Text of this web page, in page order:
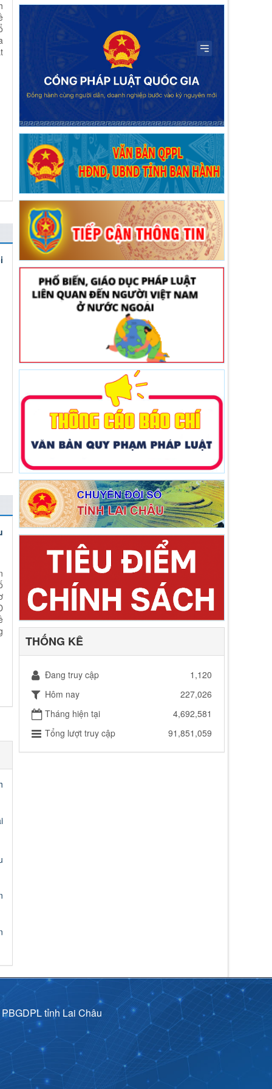
lượt xem: 613 | lượt tải:179
2624/QĐ-UBND
Quyết định thành lập Hội đồng phối hợp phổ
biến, giáo dục pháp luật tỉnh Lai Châu
Thời gian đăng: 15/10/2025
lượt xem: 503 | lượt tải:285
Quyết định số 44/2026/QĐ-UBND
ngày 17/6/2026 Quy định trình tự, thủ tục
hành chính về đất đai trên địa bàn tỉnh Lai
Châu
Thời gian đăng: 24/06/2026
lượt xem: 153 | lượt tải:100
Quyết định số 20/2026/NQ-HĐND ngày 1
Quyết định số 20/2026/NQ-HĐND ngày
17/6/2026 Quy định nguyên tắc, tiêu chí,
định mức phân bổ vốn ngân sách thực hiện
Chương trình mục tiêu quốc gia phòng,
chống ma túy đến năm 2030 trên địa bàn
tỉnh Lai Châu
Thời gian đăng: 29/06/2026
lượt xem: 101 | lượt tải:61
Nghị quyết số 14/2026/NQ-HĐND
Nghị quyết số 14/2026/NQ-HĐND ngày
03/6/2026 Quy định về mức thu và quản lý,
sử dụng kinh phí đóng góp của tổ chức, cá
nhân khai thác khoáng sản trên địa bàn tỉnh
Thời gian đăng: 19/06/2026
lượt xem: 156 | lượt tải:54
Nghị quyết số 18/2026/NQ-HĐND
Nghị quyết số 18/2026/NQ-HĐND ngày
03/6/2026 Bãi bỏ Nghị quyết số 07/2017/NQ-
HĐND ngày 14/7/2017 của Hội đồng nhân
dân tỉnh quy định mức trích từ các khoản thu
hồi phát hiện qua công tác thanh tra đã thực
nộp vào ngân sách nhà nước trên địa bàn tỉn
lượt xem: 98 | lượt tải:44
Nghị quyết số 12/2026/NQ-HĐND
Nghị quyết số 12/2026/NQ-HĐND ngày
03/6/2026 Quy định nội dung, mức chi và các
điều kiện bảo đảm hoạt động của Hội đồng
nhân dân các cấp tỉnh Lai Châu
Thời gian đăng: 19/06/2026
lượt xem: 159 | lượt tải:104
Nghị quyết số 19/2026/NQ-HĐND
Nghị quyết số 19/2026/NQ-HĐND ngày
03/6/2026 Sửa đổi, bổ sung một số điều của
các Nghị quyết số 29/2017/NQ-HĐND ngày
08 tháng 12 năm 2017, số 21/2023/NQ-
HĐND ngày 13 tháng 7 năm 2023, số
Thời gian đăng: 19/06/2026
lượt xem: 106 | lượt tải:50
Nghị quyết số 16/2026/NQ-HĐND
Nghị quyết số 16/2026/NQ-HĐND ngày
03/6/2026 Quy định một số nội dung và mức
chi quản lý, thực hiện chương trình và nhiệm
vụ, hỗ trợ hoạt động khoa học, công nghệ và
đồng nhân dân tỉnh Lai Châu
Thời gian đăng: 19/06/2026
lượt xem: 152 | lượt tải:142
2973/KH-UBND
Triển khai tổng rà soát hệ thống văn bản quy
phạm pháp luật trên địa bàn tỉnh Lai Châu
Thời gian đăng: 28/04/2026
lượt xem: 194 | lượt tải:93
THỐNG KÊ
Đang truy cập
1,120
Hôm nay
227,026
Tháng hiện tại
4,692,581
Tổng lượt truy cập
91,851,059
tỉnh Lai Châu